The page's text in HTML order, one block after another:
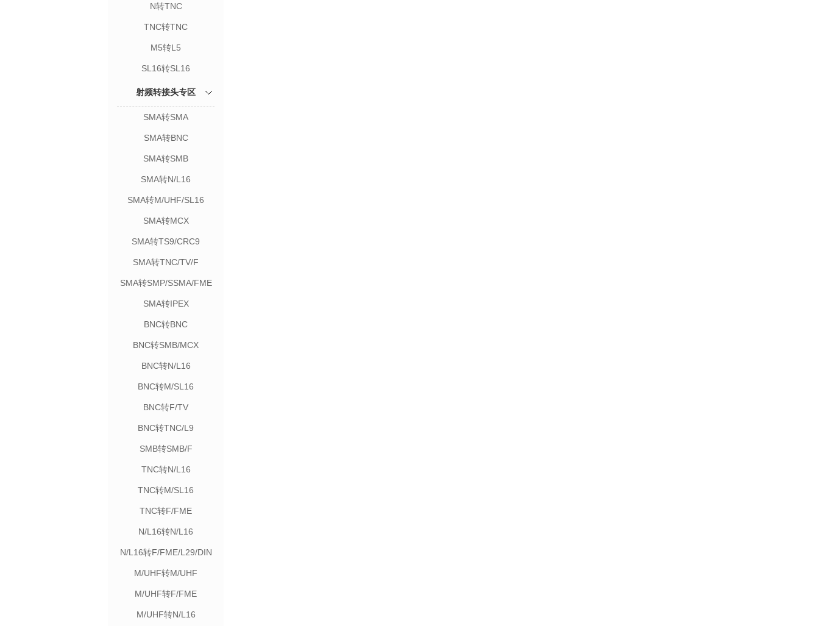
N转TNC
TNC转TNC
M5转L5
SL16转SL16
射频转接头专区
SMA转SMA
SMA转BNC
SMA转SMB
SMA转N/L16
SMA转M/UHF/SL16
SMA转MCX
SMA转TS9/CRC9
SMA转TNC/TV/F
SMA转SMP/SSMA/FME
SMA转IPEX
BNC转BNC
BNC转SMB/MCX
BNC转N/L16
BNC转M/SL16
BNC转F/TV
BNC转TNC/L9
SMB转SMB/F
TNC转N/L16
TNC转M/SL16
TNC转F/FME
N/L16转N/L16
N/L16转F/FME/L29/DIN
M/UHF转M/UHF
M/UHF转F/FME
M/UHF转N/L16